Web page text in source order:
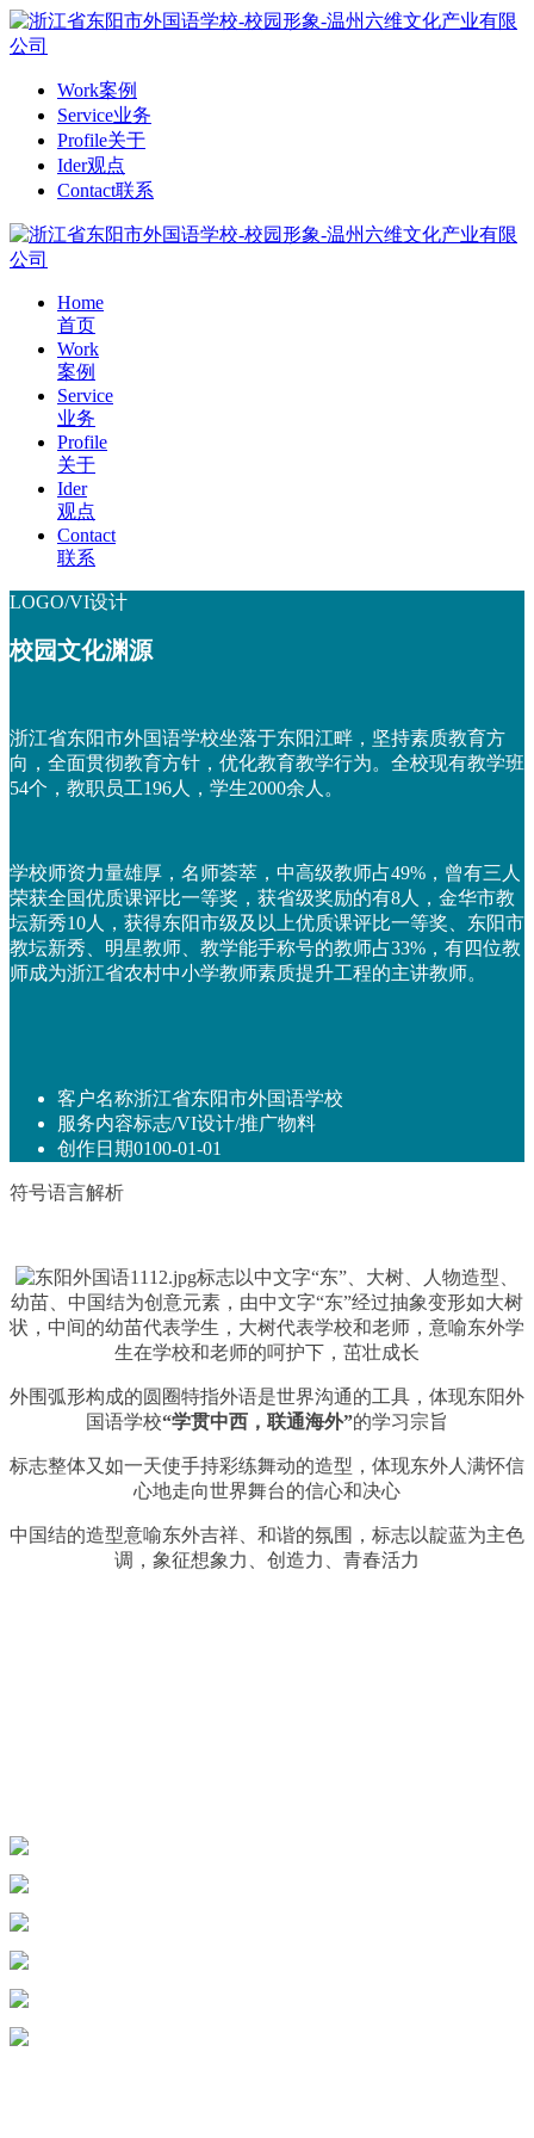
Work案例
Service业务
Profile关于
Ider观点
Contact联系
Home
首页
Work
案例
Service
业务
Profile
关于
Ider
观点
Contact
联系
LOGO/VI设计
校园文化渊源
浙江省东阳市外国语学校坐落于东阳江畔，坚持素质教育方
向，全面贯彻教育方针，优化教育教学行为。全校现有教学班
54个，教职员工196人，学生2000余人。
学校师资力量雄厚，名师荟萃，中高级教师占49%，曾有三人
荣获全国优质课评比一等奖，获省级奖励的有8人，金华市教
坛新秀10人，获得东阳市级及以上优质课评比一等奖、东阳市
教坛新秀、明星教师、教学能手称号的教师占33%，有四位教
师成为浙江省农村中小学教师素质提升工程的主讲教师。
客户名称浙江省东阳市外国语学校
服务内容标志/VI设计/推广物料
创作日期0100-01-01
符号语言解析
标志以中文字“东”、大树、人物造型、
幼苗、中国结为创意元素， 由中文字“东”经过抽象变形如大树
状，中间的幼苗代表学生，大树代表学校和老师， 意喻东外学
生在学校和老师的呵护下，茁壮成长
外围弧形构成的圆圈特指外语是世界沟通的工具，体现东阳外
国语学校“学贯中西，联通海外”的学习宗旨
标志整体又如一天使手持彩练舞动的造型，体现东外人满怀信
心地走向世界舞台的信心和决心
中国结的造型意喻东外吉祥、和谐的氛围， 标志以靛蓝为主色
调，象征想象力、创造力、青春活力